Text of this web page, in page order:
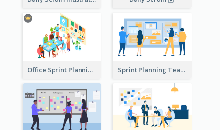
Office Sprint Planning Sprint Planning Team